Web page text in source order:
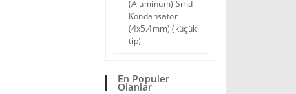
(Aluminum) Smd
Kondansatör
(4x5.4mm) (küçük
tip)
En Populer
Olanlar